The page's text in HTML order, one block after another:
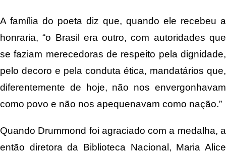
A família do poeta diz que, quando ele recebeu a
honraria, “o Brasil era outro, com autoridades que
se faziam merecedoras de respeito pela dignidade,
pelo decoro e pela conduta ética, mandatários que,
diferentemente de hoje, não nos envergonhavam
como povo e não nos apequenavam como nação.”
Quando Drummond foi agraciado com a medalha, a
então diretora da Biblioteca Nacional, Maria Alice